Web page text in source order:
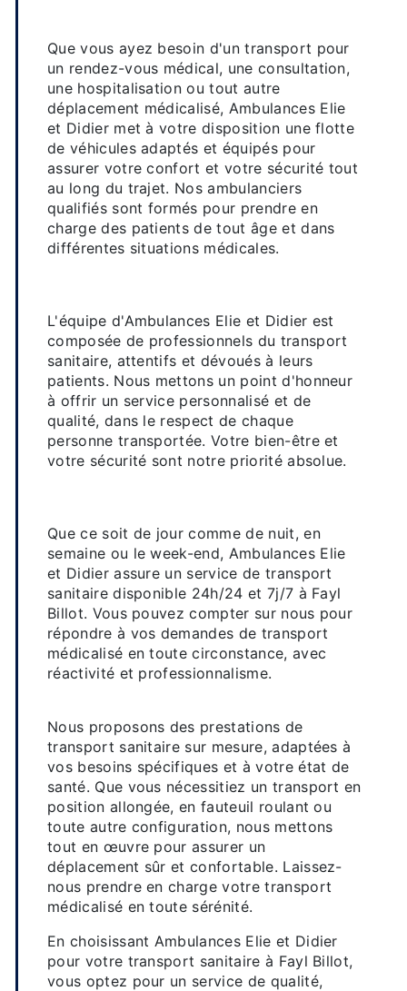
Que vous ayez besoin d'un transport pour
un rendez-vous médical, une consultation,
une hospitalisation ou tout autre
déplacement médicalisé, Ambulances Elie
et Didier met à votre disposition une flotte
de véhicules adaptés et équipés pour
assurer votre confort et votre sécurité tout
au long du trajet. Nos ambulanciers
qualifiés sont formés pour prendre en
charge des patients de tout âge et dans
différentes situations médicales.
L'équipe d'Ambulances Elie et Didier est
composée de professionnels du transport
sanitaire, attentifs et dévoués à leurs
patients. Nous mettons un point d'honneur
à offrir un service personnalisé et de
qualité, dans le respect de chaque
personne transportée. Votre bien-être et
votre sécurité sont notre priorité absolue.
Que ce soit de jour comme de nuit, en
semaine ou le week-end, Ambulances Elie
et Didier assure un service de transport
sanitaire disponible 24h/24 et 7j/7 à Fayl
Billot. Vous pouvez compter sur nous pour
répondre à vos demandes de transport
médicalisé en toute circonstance, avec
réactivité et professionnalisme.
Nous proposons des prestations de
transport sanitaire sur mesure, adaptées à
vos besoins spécifiques et à votre état de
santé. Que vous nécessitiez un transport en
position allongée, en fauteuil roulant ou
toute autre configuration, nous mettons
tout en œuvre pour assurer un
déplacement sûr et confortable. Laissez-
nous prendre en charge votre transport
médicalisé en toute sérénité.
En choisissant Ambulances Elie et Didier
pour votre transport sanitaire à Fayl Billot,
vous optez pour un service de qualité,